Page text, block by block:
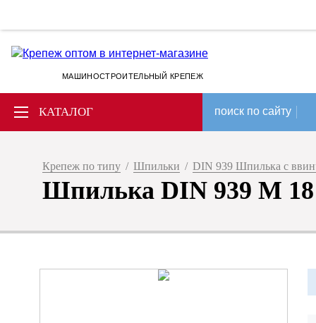
МАШИНОСТРОИТЕЛЬНЫЙ КРЕПЕЖ
КАТАЛОГ поиск по сайту
Крепеж по типу / Шпильки / DIN 939 Шпилька с
Шпилька DIN 939 M 18